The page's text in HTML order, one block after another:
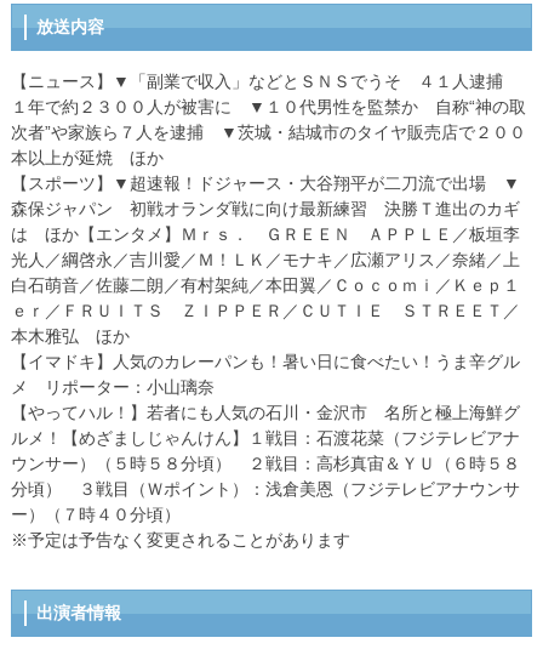
放送内容
【ニュース】▼「副業で収入」などとＳＮＳでうそ ４１人逮捕
１年で約２３００人が被害に ▼１０代男性を監禁か 自称“神の取
次者”や家族ら７人を逮捕 ▼茨城・結城市のタイヤ販売店で２００
本以上が延焼 ほか
【スポーツ】▼超速報！ドジャース・大谷翔平が二刀流で出場 ▼
森保ジャパン 初戦オランダ戦に向け最新練習 決勝Ｔ進出のカギ
は ほか【エンタメ】Ｍｒｓ． ＧＲＥＥＮ ＡＰＰＬＥ／板垣李
光人／綱啓永／吉川愛／Ｍ！ＬＫ／モナキ／広瀬アリス／奈緒／上
白石萌音／佐藤二朗／有村架純／本田翼／Ｃｏｃｏｍｉ／Ｋｅｐ１
ｅｒ／ＦＲＵＩＴＳ ＺＩＰＰＥＲ／ＣＵＴＩＥ ＳＴＲＥＥＴ／
本木雅弘 ほか
【イマドキ】人気のカレーパンも！暑い日に食べたい！うま辛グル
メ リポーター：小山璃奈
【やってハル！】若者にも人気の石川・金沢市 名所と極上海鮮グ
ルメ！【めざましじゃんけん】１戦目：石渡花菜（フジテレビアナ
ウンサー）（５時５８分頃） ２戦目：高杉真宙＆ＹＵ（６時５８
分頃） ３戦目（Ｗポイント）：浅倉美恩（フジテレビアナウンサ
ー）（７時４０分頃）
※予定は予告なく変更されることがあります
出演者情報